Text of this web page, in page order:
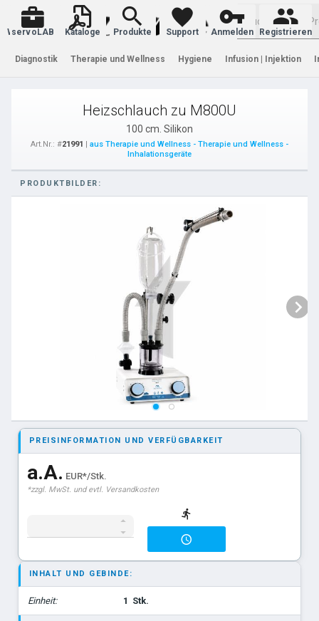
Warenkorb
servoLAB Kataloge Produkte Support Anmelden Registrieren
Diagnostik Therapie und Wellness Hygiene Infusion | Injektion
Heizschlauch zu M800U
100 cm. Silikon
Art.Nr.: #21991 | aus Therapie und Wellness - Therapie und Wellness -
Inhalationsgeräte
PRODUKTBILDER:
PREISINFORMATION UND VERFÜGBARKEIT
a.A. EUR*/Stk.
*zzgl. MwSt. und evtl. Versandkosten
INHALT UND GEBINDE:
Einheit: 1 Stk.